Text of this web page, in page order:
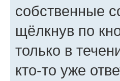
собственные
щёлкнув по
только в
кто-то уже